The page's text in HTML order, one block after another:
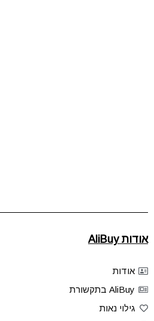
אודות AliBuy
אודות
AliBuy בתקשורת
גילוי נאות